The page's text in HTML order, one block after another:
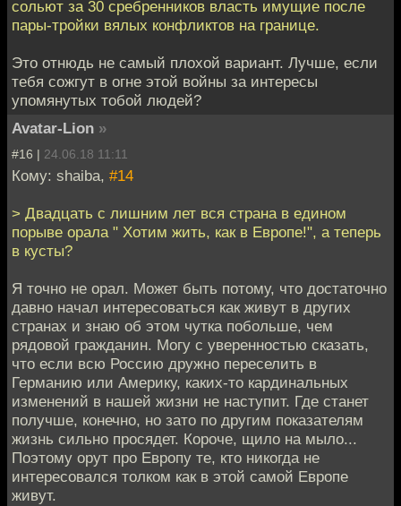
сольют за 30 сребренников власть имущие после
пары-тройки вялых конфликтов на границе.
Это отнюдь не самый плохой вариант. Лучше, если
тебя сожгут в огне этой войны за интересы
упомянутых тобой людей?
Avatar-Lion »
#16 | 24.06.18 11:11
Кому: shaiba, #14
> Двадцать с лишним лет вся страна в едином
порыве орала " Хотим жить, как в Европе!", а теперь
в кусты?
Я точно не орал. Может быть потому, что достаточно
давно начал интересоваться как живут в других
странах и знаю об этом чутка побольше, чем
рядовой гражданин. Могу с уверенностью сказать,
что если всю Россию дружно переселить в
Германию или Америку, каких-то кардинальных
изменений в нашей жизни не наступит. Где станет
получше, конечно, но зато по другим показателям
жизнь сильно просядет. Короче, щило на мыло...
Поэтому орут про Европу те, кто никогда не
интересовался толком как в этой самой Европе
живут.